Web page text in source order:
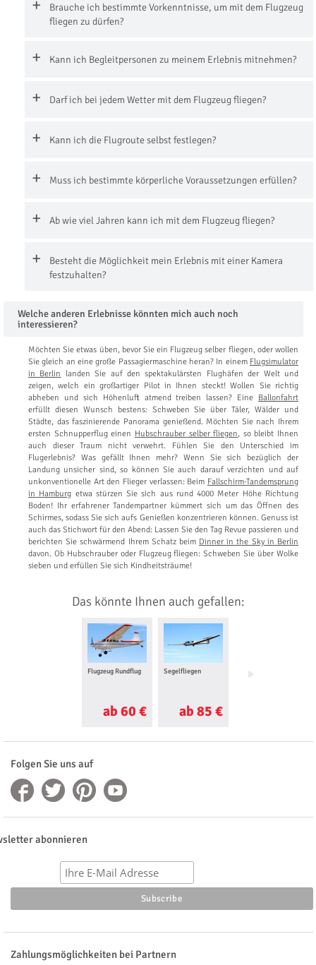
Brauche ich bestimmte Vorkenntnisse, um mit dem Flugzeug
fliegen zu dürfen?
Kann ich Begleitpersonen zu meinem Erlebnis mitnehmen?
Darf ich bei jedem Wetter mit dem Flugzeug fliegen?
Kann ich die Flugroute selbst festlegen?
Muss ich bestimmte körperliche Voraussetzungen erfüllen?
Ab wie viel Jahren kann ich mit dem Flugzeug fliegen?
Besteht die Möglichkeit mein Erlebnis mit einer Kamera
festzuhalten?
Welche anderen Erlebnisse könnten mich auch noch
interessieren?
Möchten Sie etwas üben, bevor Sie ein Flugzeug selber fliegen, oder wollen
Sie gleich an eine große Passagiermaschine heran? In einem Flugsimulator
in Berlin landen Sie auf den spektakulärsten Flughäfen der Welt und
zeigen, welch ein großartiger Pilot in Ihnen steckt! Wollen Sie richtig
abheben und sich Höhenluft atmend treiben lassen? Eine Ballonfahrt
erfüllt diesen Wunsch bestens: Schweben Sie über Täler, Wälder und
Städte, das faszinierende Panorama genießend. Möchten Sie nach Ihrem
ersten Schnupperflug einen Hubschrauber selber fliegen, so bleibt Ihnen
auch dieser Traum nicht verwehrt. Fühlen Sie den Unterschied im
Flugerlebnis? Was gefällt Ihnen mehr? Wenn Sie sich bezüglich der
Landung unsicher sind, so können Sie auch darauf verzichten und auf
unkonventionelle Art den Flieger verlassen: Beim Fallschirm-Tandemsprung
in Hamburg etwa stürzen Sie sich aus rund 4000 Meter Höhe Richtung
Boden! Ihr erfahrener Tandempartner kümmert sich um das Öffnen des
Schirmes, sodass Sie sich aufs Genießen konzentrieren können. Genuss ist
auch das Stichwort für den Abend: Lassen Sie den Tag Revue passieren und
berichten Sie schwärmend Ihrem Schatz beim Dinner in the Sky in Berlin
davon. Ob Hubschrauber oder Flugzeug fliegen: Schweben Sie über Wolke
sieben und erfüllen Sie sich Kindheitsträume!
Das könnte Ihnen auch gefallen:
Flugzeug Rundflug
ab 60 €
Segelfliegen
ab 85 €
Gleitschirm
Folgen Sie uns auf
abonnieren
Zahlungsmöglichkeiten bei Partnern